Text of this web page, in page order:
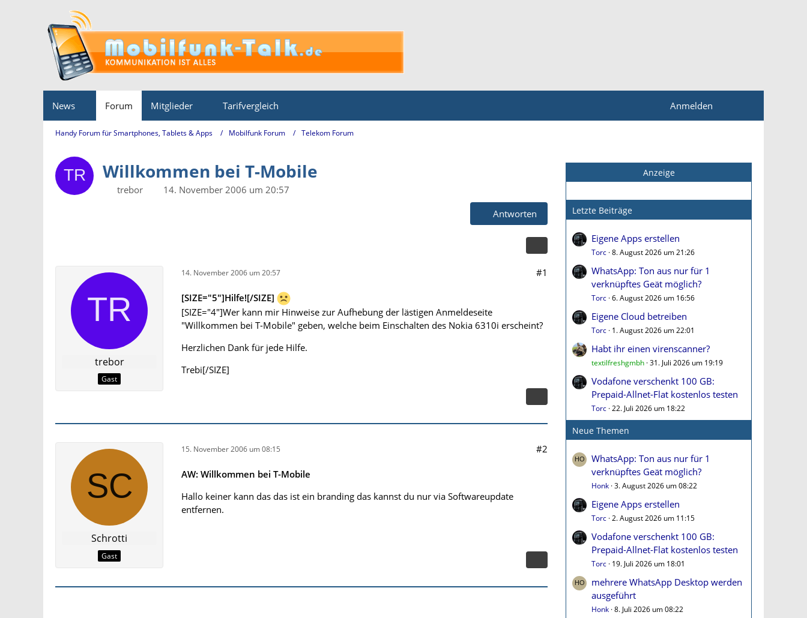
News Forum Mitglieder Tarifvergleich Anmelden
Handy Forum für Smartphones, Tablets & Apps Mobilfunk Forum Telekom Forum
Willkommen bei T-Mobile
trebor
14. November 2006 um 20:57
Antworten
trebor
Gast
14. November 2006 um 20:57 #1
[SIZE="5"]Hilfe![/SIZE]
[SIZE="4"]Wer kann mir Hinweise zur Aufhebung der lästigen Anmeldeseite
"Willkommen bei T-Mobile" geben, welche beim Einschalten des Nokia 6310i erscheint?
Herzlichen Dank für jede Hilfe.
Trebi[/SIZE]
Schrotti
Gast
15. November 2006 um 08:15 #2
AW: Willkommen bei T-Mobile
Hallo keiner kann das das ist ein branding das kannst du nur via Softwareupdate
entfernen.
Anzeige
Letzte Beiträge
Eigene Apps erstellen
Torc 8. August 2026 um 21:26
WhatsApp: Ton aus nur für 1
verknüpftes Geät möglich?
Torc 6. August 2026 um 16:56
Eigene Cloud betreiben
Torc 1. August 2026 um 22:01
Habt ihr einen virenscanner?
textilfreshgmbh 31. Juli 2026 um 19:19
Vodafone verschenkt 100 GB:
Prepaid-Allnet-Flat kostenlos testen
Torc 22. Juli 2026 um 18:22
Neue Themen
WhatsApp: Ton aus nur für 1
verknüpftes Geät möglich?
Honk 3. August 2026 um 08:22
Eigene Apps erstellen
Torc 2. August 2026 um 11:15
Vodafone verschenkt 100 GB:
Prepaid-Allnet-Flat kostenlos testen
Torc 19. Juli 2026 um 18:01
mehrere WhatsApp Desktop werden
ausgeführt
Honk 8. Juli 2026 um 08:22